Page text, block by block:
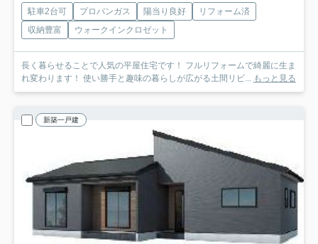
駐車2台可 プロパンガス 陽当り良好
リフォーム済
収納豊富
ウォークインクロゼット
長く暮らせることで人気の平屋住宅です！ フルリフォームで綺麗に生ま
れ変わります！ 使い勝手と趣味の暮らしが広がる土間リビ... もっと見る
新築一戸建